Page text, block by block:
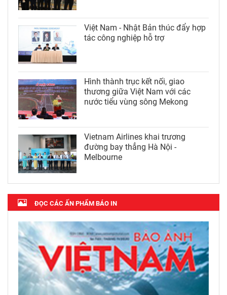
Việt Nam - Nhật Bản thúc đẩy hợp
tác công nghiệp hỗ trợ
Hình thành trục kết nối, giao
thương giữa Việt Nam với các
nước tiểu vùng sông Mekong
Vietnam Airlines khai trương
đường bay thẳng Hà Nội -
Melbourne
ĐỌC CÁC ẤN PHẨM BÁO IN